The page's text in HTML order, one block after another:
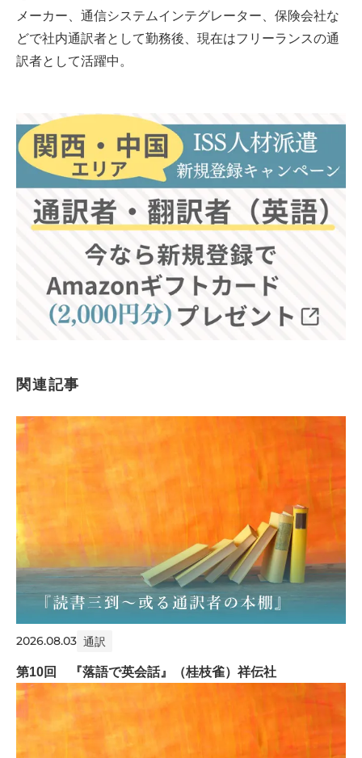
メーカー、通信システムインテグレーター、保険会社な
どで社内通訳者として勤務後、現在はフリーランスの通
訳者として活躍中。
関連記事
2026.08.03 通訳
第10回 『落語で英会話』（桂枝雀）祥伝社